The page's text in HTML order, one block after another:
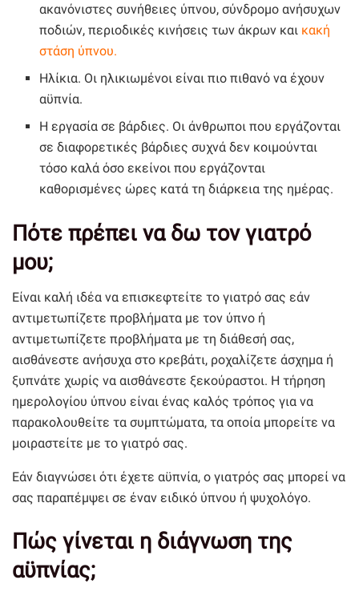
ακανόνιστες συνήθειες ύπνου, σύνδρομο ανήσυχων
ποδιών, περιοδικές κινήσεις των άκρων και κακή
στάση ύπνου.
Ηλίκια. Οι ηλικιωμένοι είναι πιο πιθανό να έχουν
αϋπνία.
Η εργασία σε βάρδιες. Οι άνθρωποι που εργάζονται
σε διαφορετικές βάρδιες συχνά δεν κοιμούνται
τόσο καλά όσο εκείνοι που εργάζονται
καθορισμένες ώρες κατά τη διάρκεια της ημέρας.
Πότε πρέπει να δω τον γιατρό
μου;
Είναι καλή ιδέα να επισκεφτείτε το γιατρό σας εάν
αντιμετωπίζετε προβλήματα με τον ύπνο ή
αντιμετωπίζετε προβλήματα με τη διάθεσή σας,
αισθάνεστε ανήσυχα στο κρεβάτι, ροχαλίζετε άσχημα ή
ξυπνάτε χωρίς να αισθάνεστε ξεκούραστοι. Η τήρηση
ημερολογίου ύπνου είναι ένας καλός τρόπος για να
παρακολουθείτε τα συμπτώματα, τα οποία μπορείτε να
μοιραστείτε με το γιατρό σας.
Εάν διαγνώσει ότι έχετε αϋπνία, ο γιατρός σας μπορεί να
σας παραπέμψει σε έναν ειδικό ύπνου ή ψυχολόγο.
Πώς γίνεται η διάγνωση της
αϋπνίας;